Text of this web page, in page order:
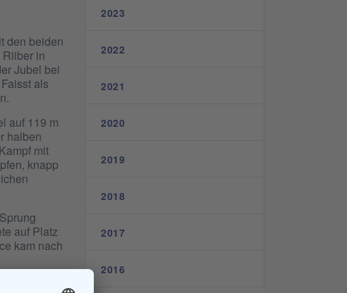
den beiden
in
Jubel bei
als
auf 119 m
halben
mit
knapp
auf Platz
kam nach
2023
2022
2021
2020
2019
2018
2017
2016